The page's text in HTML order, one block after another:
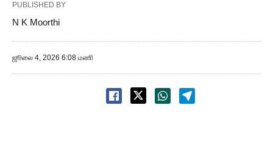
PUBLISHED BY
N K Moorthi
ஜூலை 4, 2026 6:08 மணி